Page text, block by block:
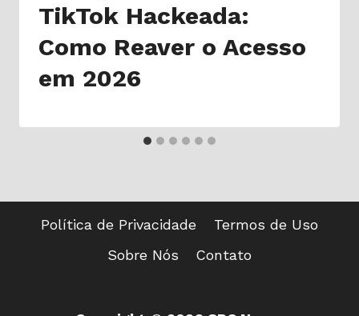
TikTok Hackeada:
Como Reaver o Acesso
em 2026
Política de Privacidade
Termos de Uso
Sobre Nós
Contato